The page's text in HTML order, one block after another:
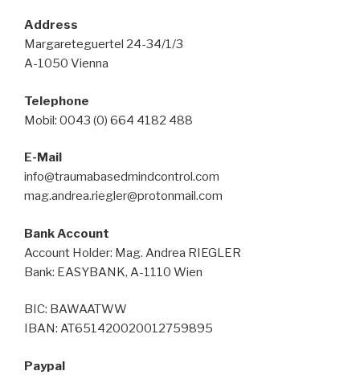
Address
Margareteguertel 24-34/1/3
A-1050 Vienna
Telephone
Mobil: 0043 (0) 664 4182 488
E-Mail
info@traumabasedmindcontrol.com
mag.andrea.riegler@protonmail.com
Bank Account
Account Holder: Mag. Andrea RIEGLER
Bank: EASYBANK, A-1110 Wien
BIC: BAWAATWW
IBAN: AT651420020012759895
Paypal